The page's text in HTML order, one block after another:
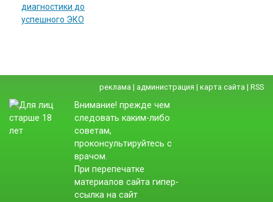
диагностики до
успешного ЭКО
реклама | администрация | карта сайта | RSS
Внимание! прежде чем
следовать каким-либо
советам,
проконсультируйтесь с
врачом.
При перепечатке
материалов сайта гипер-
ссылка на сайт